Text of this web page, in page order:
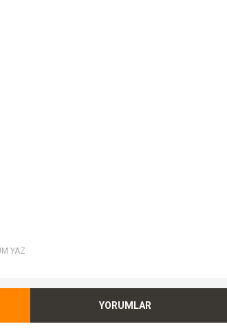
YAZ
YORUMLAR